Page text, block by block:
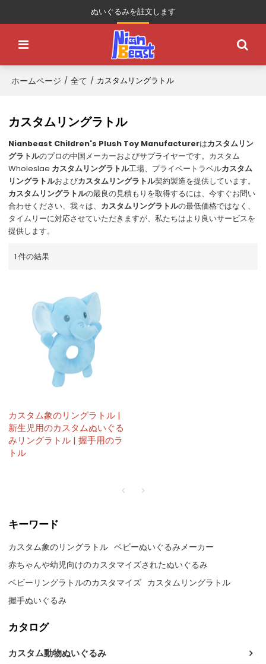
ぬいぐるみを註文します
ホームページ / 全て / カスタムリングラトル
カスタムリングラトル
Nianbeast Children's Plush Toy Manufacturerはカスタムリン
グラトルのプロの中国メーカーおよびサプライヤーです。カスタム
Wholeslae カスタムリングラトル工場、プライベートラベルカスタム
リングラトルおよびカスタムリングラトル契約製造を提供しています。
カスタムリングラトルの最良の見積もりを取得するには、今すぐお問い
合わせください、我々は、 カスタムリングラトルの最低価格ではなく、
タイムリーに対応させていただきますが、私たちはより良いサービスを
提供します。
1 件の結果
カスタム象のリングラトル |
新生児用のカスタムぬいぐる
みリングラトル | 握手用のラ
トル
キーワード
カスタム象のリングラトル ベビーぬいぐるみメーカー
赤ちゃんや幼児向けのカスタマイズされたぬいぐるみ
ベビーリングラトルのカスタマイズ カスタムリングラトル
握手ぬいぐるみ
カタログ
カスタム動物ぬいぐるみ